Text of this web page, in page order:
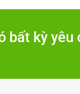
bất kỳ